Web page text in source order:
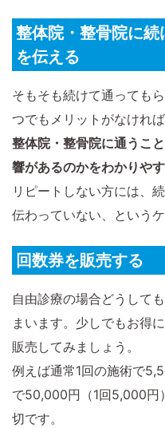
整体院・整骨院に続
を伝える
そもそも続けて通っても
つでもメリットがなければ
整体院・整骨院に通うこ
響があるのかをわかりや
リピートしない方には、
伝わっていない、という
回数券を販売する
自由診療の場合どうして
まいます。少しでもお得
販売してみましょう。
例えば通常1回の施術で
で50,000円（1回5,000円
切です。